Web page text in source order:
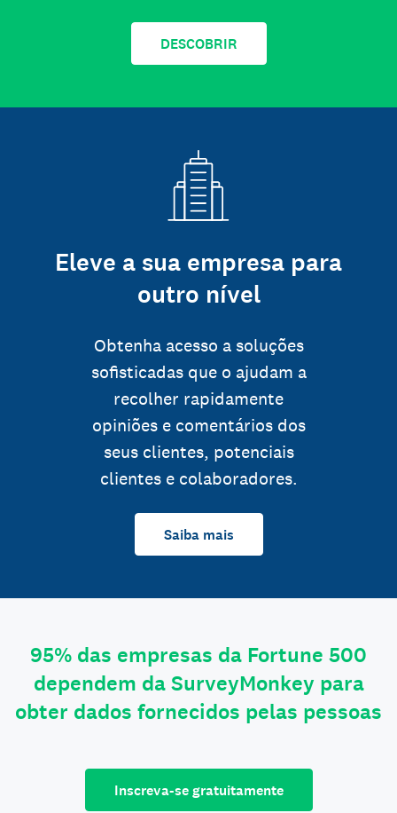
DESCOBRIR
Eleve a sua empresa para
outro nível
Obtenha acesso a soluções
sofisticadas que o ajudam a
recolher rapidamente
opiniões e comentários dos
seus clientes, potenciais
clientes e colaboradores.
Saiba mais
95% das empresas da Fortune 500
dependem da SurveyMonkey para
obter dados fornecidos pelas pessoas
Inscreva-se gratuitamente